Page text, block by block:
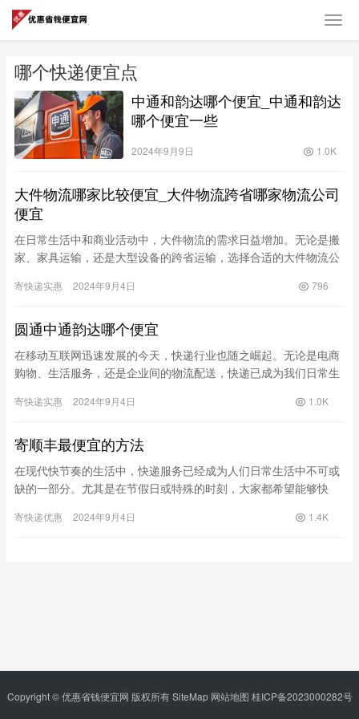
哪个快递便宜点
中通和韵达哪个便宜_中通和韵达
哪个便宜一些
2024年9月9日 1.0K
大件物流哪家比较便宜_大件物流跨省哪家物流公司
便宜
在日常生活中和商业活动中，大件物流的需求日益增加。无论是搬
家、家具运输，还是大型设备的跨省运输，选择合适的大件物流公
格合理…
寄快递实惠 2024年9月4日 796
圆通中通韵达哪个便宜
在移动互联网迅速发展的今天，快递行业也随之崛起。无论是电商
购物、生活服务，还是企业间的物流配送，快递已成为我们日常生
司，不仅…
寄快递实惠 2024年9月4日 1.0K
寄顺丰最便宜的方法
在现代快节奏的生活中，快递服务已经成为人们日常生活中不可或
缺的一部分。尤其是在节假日或特殊的时刻，大家都希望能够快
高效、稳…
寄快递优惠 2024年9月4日 1.4K
Copyright © 优惠省钱便宜网 版权所有SiteMap 网站地图 桂ICP备2023000282号